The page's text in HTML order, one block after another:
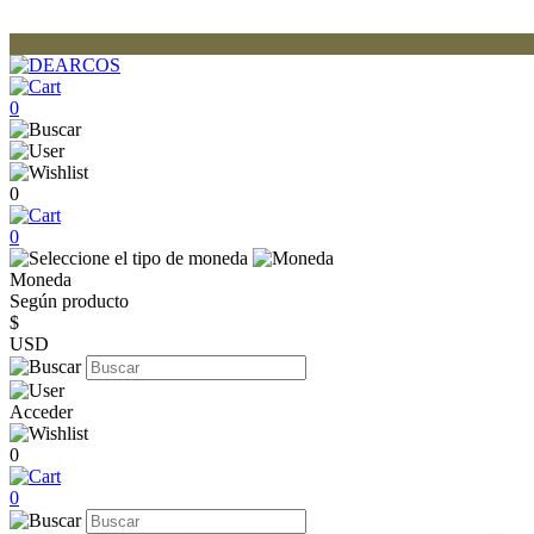
0
0
0
Moneda
Según producto
$
USD
Acceder
0
0